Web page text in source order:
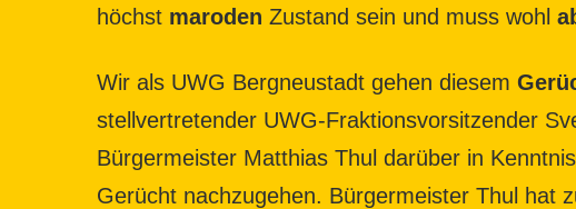
höchst maroden Zustand sein und muss wohl
Wir als UWG Bergneustadt gehen diesem
stellvertretender UWG-Fraktionsvorsitzender
Bürgermeister Matthias Thul darüber in
Gerücht nachzugehen. Bürgermeister Thul hat